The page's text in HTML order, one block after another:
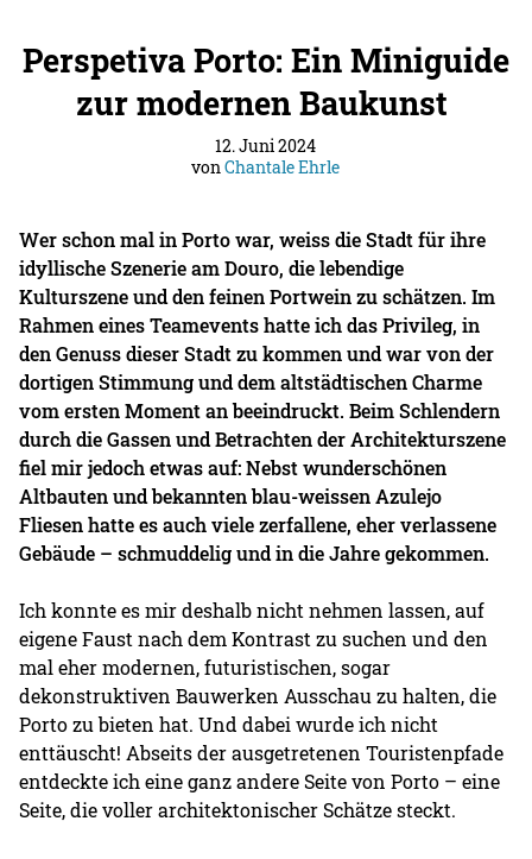
Perspetiva Porto: Ein Miniguide
zur modernen Baukunst
12. Juni 2024
vonChantale Ehrle
Wer schon mal in Porto war, weiss die Stadt für ihre
idyllische Szenerie am Douro, die lebendige
Kulturszene und den feinen Portwein zu schätzen. Im
Rahmen eines Teamevents hatte ich das Privileg, in
den Genuss dieser Stadt zu kommen und war von der
dortigen Stimmung und dem altstädtischen Charme
vom ersten Moment an beeindruckt. Beim Schlendern
durch die Gassen und Betrachten der Architekturszene
fiel mir jedoch etwas auf: Nebst wunderschönen
Altbauten und bekannten blau-weissen Azulejo
Fliesen hatte es auch viele zerfallene, eher verlassene
Gebäude – schmuddelig und in die Jahre gekommen.
Ich konnte es mir deshalb nicht nehmen lassen, auf
eigene Faust nach dem Kontrast zu suchen und den
mal eher modernen, futuristischen, sogar
dekonstruktiven Bauwerken Ausschau zu halten, die
Porto zu bieten hat. Und dabei wurde ich nicht
enttäuscht! Abseits der ausgetretenen Touristenpfade
entdeckte ich eine ganz andere Seite von Porto – eine
Seite, die voller architektonischer Schätze steckt.